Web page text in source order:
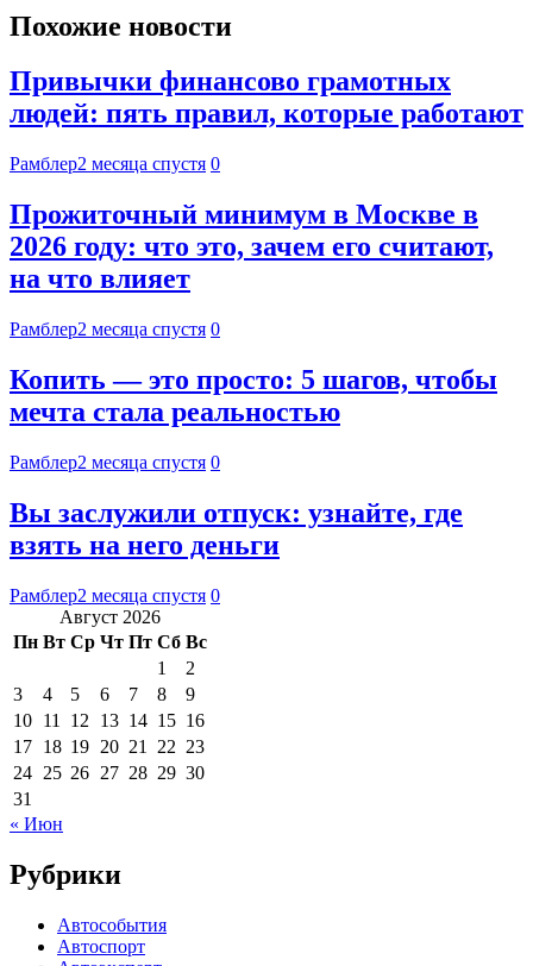
Похожие новости
Привычки финансово грамотных
людей: пять правил, которые работают
Рамблер2 месяца спустя 0
Прожиточный минимум в Москве в
2026 году: что это, зачем его считают,
на что влияет
Рамблер2 месяца спустя 0
Копить — это просто: 5 шагов, чтобы
мечта стала реальностью
Рамблер2 месяца спустя 0
Вы заслужили отпуск: узнайте, где
взять на него деньги
Рамблер2 месяца спустя 0
Август 2026
Пн Вт Ср Чт Пт Сб Вс
1
2
3
4 5 6 7 8
9
10 11 12 13 14 15 16
17 18 19 20 21 22 23
24 25 26 27 28 29 30
31
« Июн
Рубрики
Автособытия
Автоспорт